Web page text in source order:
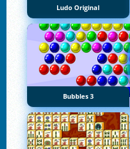
Ludo Original
Bubbles 3